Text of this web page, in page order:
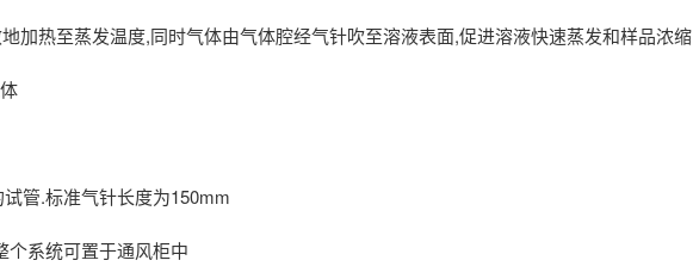
加热至蒸发温度,同时气体由气体腔经气针吹至溶液表面,促进溶液快速蒸发和样品浓缩
管.标准气针长度为150mm
个系统可置于通风柜中